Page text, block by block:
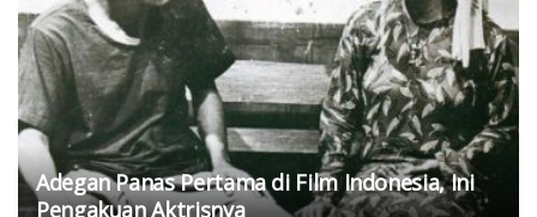
Adegan Panas Pertama di Film Indonesia, Ini
Pengakuan Aktrisnya